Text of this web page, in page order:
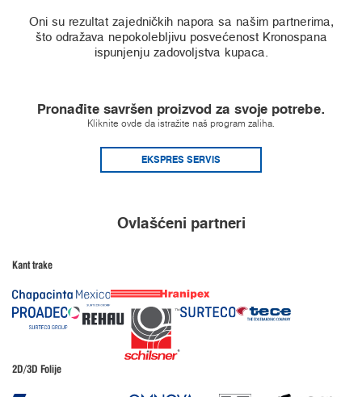
Oni su rezultat zajedničkih napora sa našim partnerima,
što odražava nepokolebljivu posvećenost Kronospana
ispunjenju zadovoljstva kupaca.
Pronađite savršen proizvod za svoje potrebe.
Kliknite ovde da istražite naš program zaliha.
EKSPRES SERVIS
Ovlašćeni partneri
Kant trake
2D/3D Folije